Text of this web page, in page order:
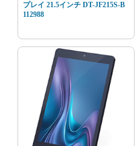
プレイ 21.5インチ DT-JF215S-B
112988